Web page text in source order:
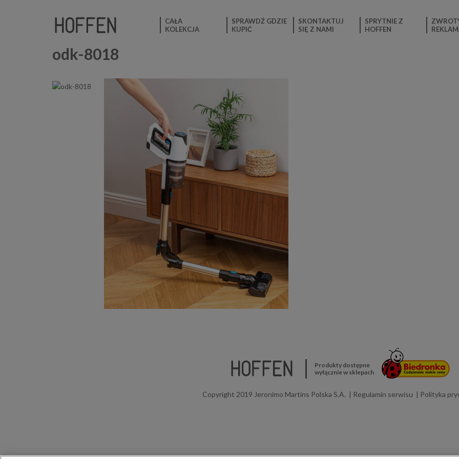
CAŁA
KOLEKCJA
SPRAWDŹ GDZIE
KUPIĆ
SKONTAKTUJ
SIĘ Z NAMI
SPRYTNIE Z
HOFFEN
odk-8018
Produkty dostępne
wyłącznie w sklepach
Copyright 2019 Jeronimo Martins Polska S.A. Regulamin serwisu Polityka